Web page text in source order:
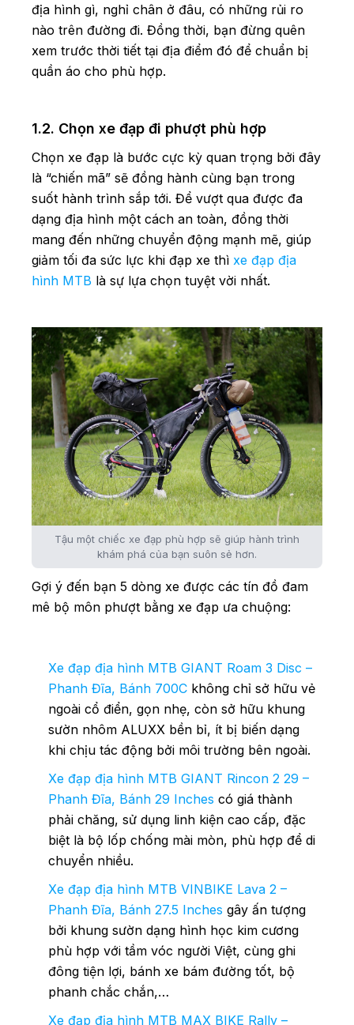
địa hình gì, nghỉ chân ở đâu, có những rủi ro
nào trên đường đi. Đồng thời, bạn đừng quên
xem trước thời tiết tại địa điểm đó để chuẩn bị
quần áo cho phù hợp.
1.2. Chọn xe đạp đi phượt phù hợp
Chọn xe đạp là bước cực kỳ quan trọng bởi đây
là “chiến mã” sẽ đồng hành cùng bạn trong
suốt hành trình sắp tới. Để vượt qua được đa
dạng địa hình một cách an toàn, đồng thời
mang đến những chuyển động mạnh mẽ, giúp
giảm tối đa sức lực khi đạp xe thì xe đạp địa
hình MTB là sự lựa chọn tuyệt vời nhất.
Tậu một chiếc xe đạp phù hợp sẽ giúp hành trình
khám phá của bạn suôn sẻ hơn.
Gợi ý đến bạn 5 dòng xe được các tín đồ đam
mê bộ môn phượt bằng xe đạp ưa chuộng:
Xe đạp địa hình MTB GIANT Roam 3 Disc –
Phanh Đĩa, Bánh 700C không chỉ sở hữu vẻ
ngoài cổ điển, gọn nhẹ, còn sở hữu khung
sườn nhôm ALUXX bền bỉ, ít bị biến dạng
khi chịu tác động bởi môi trường bên ngoài.
Xe đạp địa hình MTB GIANT Rincon 2 29 –
Phanh Đĩa, Bánh 29 Inches có giá thành
phải chăng, sử dụng linh kiện cao cấp, đặc
biệt là bộ lốp chống mài mòn, phù hợp để di
chuyển nhiều.
Xe đạp địa hình MTB VINBIKE Lava 2 –
Phanh Đĩa, Bánh 27.5 Inches gây ấn tượng
bởi khung sườn dạng hình học kim cương
phù hợp với tầm vóc người Việt, cùng ghi
đông tiện lợi, bánh xe bám đường tốt, bộ
phanh chắc chắn,…
Xe đạp địa hình MTB MAX BIKE Rally –